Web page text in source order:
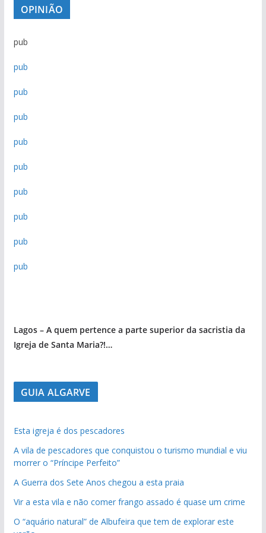
OPINIÃO
pub
pub
pub
pub
pub
pub
pub
pub
pub
pub
Lagos – A quem pertence a parte superior da sacristia da
Igreja de Santa Maria?!…
GUIA ALGARVE
Esta igreja é dos pescadores
A vila de pescadores que conquistou o turismo mundial e viu
morrer o “Príncipe Perfeito”
A Guerra dos Sete Anos chegou a esta praia
Vir a esta vila e não comer frango assado é quase um crime
O “aquário natural” de Albufeira que tem de explorar este